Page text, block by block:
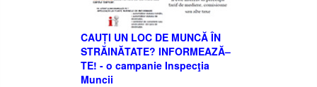
CAUȚI UN LOC DE MUNCĂ ÎN
STRĂINĂTATE? INFORMEAZĂ–
TE! - o campanie Inspecţia
Muncii